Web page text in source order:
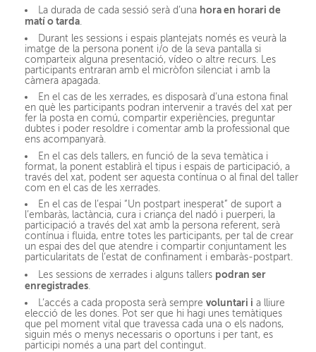
La durada de cada sessió serà d’una hora en horari de
matí o tarda.
Durant les sessions i espais plantejats només es veurà la
imatge de la persona ponent i/o de la seva pantalla si
comparteix alguna presentació, vídeo o altre recurs. Les
participants entraran amb el micròfon silenciat i amb la
càmera apagada.
En el cas de les xerrades, es disposarà d’una estona final
en què les participants podran intervenir a través del xat per
fer la posta en comú, compartir experiències, preguntar
dubtes i poder resoldre i comentar amb la professional que
ens acompanyarà.
En el cas dels tallers, en funció de la seva temàtica i
format, la ponent establirà el tipus i espais de participació, a
través del xat, podent ser aquesta contínua o al final del taller
com en el cas de les xerrades.
En el cas de l’espai “Un postpart inesperat” de suport a
l’embaràs, lactància, cura i criança del nadó i puerperi, la
participació a través del xat amb la persona referent, serà
contínua i fluida, entre totes les participants, per tal de crear
un espai des del que atendre i compartir conjuntament les
particularitats de l’estat de confinament i embaràs-postpart.
Les sessions de xerrades i alguns tallers podran ser
enregistrades
L’accés a cada proposta serà semprevoluntari i a lliure
elecció de les dones. Pot ser que hi hagi unes temàtiques
que pel moment vital que travessa cada una o els nadons,
siguin més o menys necessaris o oportuns i per tant, es
participi només a una part del contingut.